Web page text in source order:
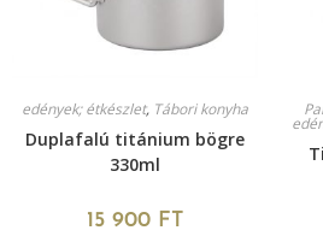
edények; étkészlet, Tábori konyha
Duplafalú titánium bögre
330ml
15 900 FT